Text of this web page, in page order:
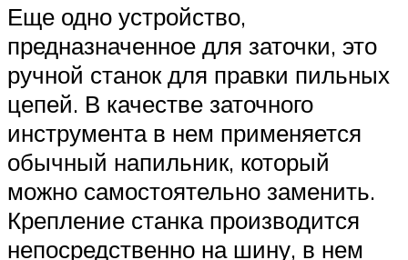
Еще одно устройство,
предназначенное для заточки, это
ручной станок для правки пильных
цепей. В качестве заточного
инструмента в нем применяется
обычный напильник, который
можно самостоятельно заменить.
Крепление станка производится
непосредственно на шину, в нем